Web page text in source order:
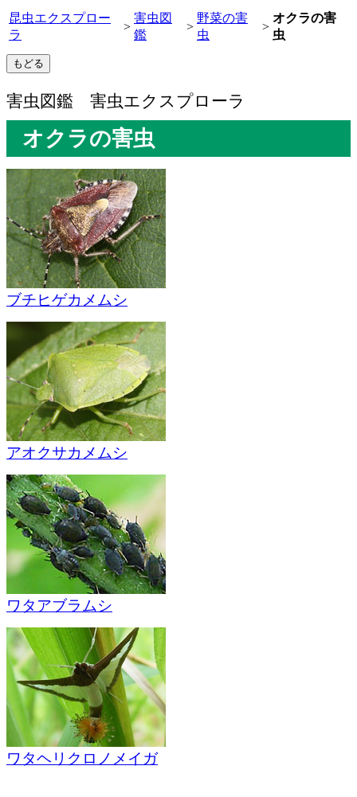
昆虫エクスプロー
ラ
>
害虫図
鑑
>
野菜の害
虫
>
オクラの害
虫
害虫図鑑 害虫エクスプローラ
オクラの害虫
ブチヒゲカメムシ
アオクサカメムシ
ワタアブラムシ
ワタヘリクロノメイガ